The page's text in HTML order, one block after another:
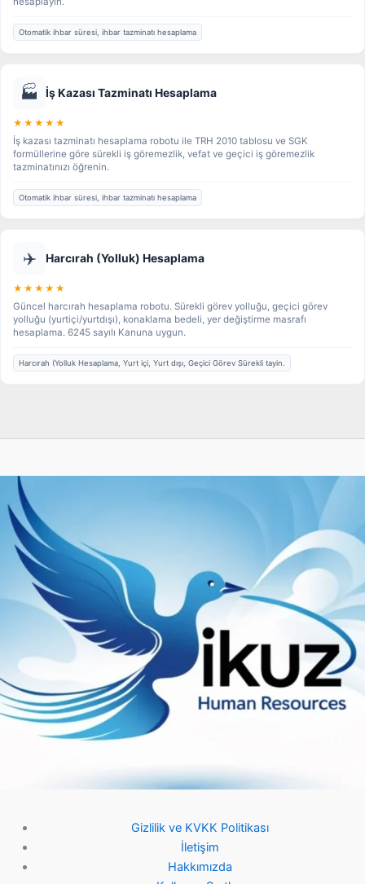
Otomatik ihbar süresi, ihbar tazminatı hesaplama
🏭 İş Kazası Tazminatı Hesaplama
★★★★★
İş kazası tazminatı hesaplama robotu ile TRH 2010 tablosu ve SGK
formüllerine göre sürekli iş göremezlik, vefat ve geçici iş göremezlik
tazminatınızı öğrenin.
Otomatik ihbar süresi, ihbar tazminatı hesaplama
✈️ Harcırah (Yolluk) Hesaplama
★★★★★
Güncel harcırah hesaplama robotu. Sürekli görev yolluğu, geçici görev
yolluğu (yurtiçi/yurtdışı), konaklama bedeli, yer değiştirme masrafı
hesaplama. 6245 sayılı Kanuna uygun.
Harcırah (Yolluk Hesaplama, Yurt içi, Yurt dışı, Geçici Görev Sürekli tayin.
Gizlilik ve KVKK Politikası
İletişim
Hakkımızda